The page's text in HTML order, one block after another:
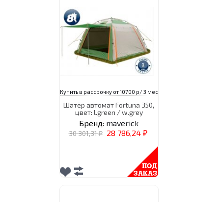
Купить в рассрочку от 10700 р/ 3 мес
Шатёр автомат Fortuna 350,
цвет: l.green / w.grey
Бренд: maverick
30 301,31₽ 28 786,24 ₽